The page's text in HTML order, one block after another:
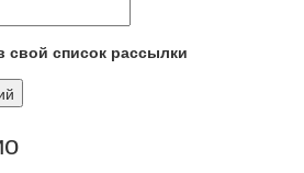
свой список рассылки